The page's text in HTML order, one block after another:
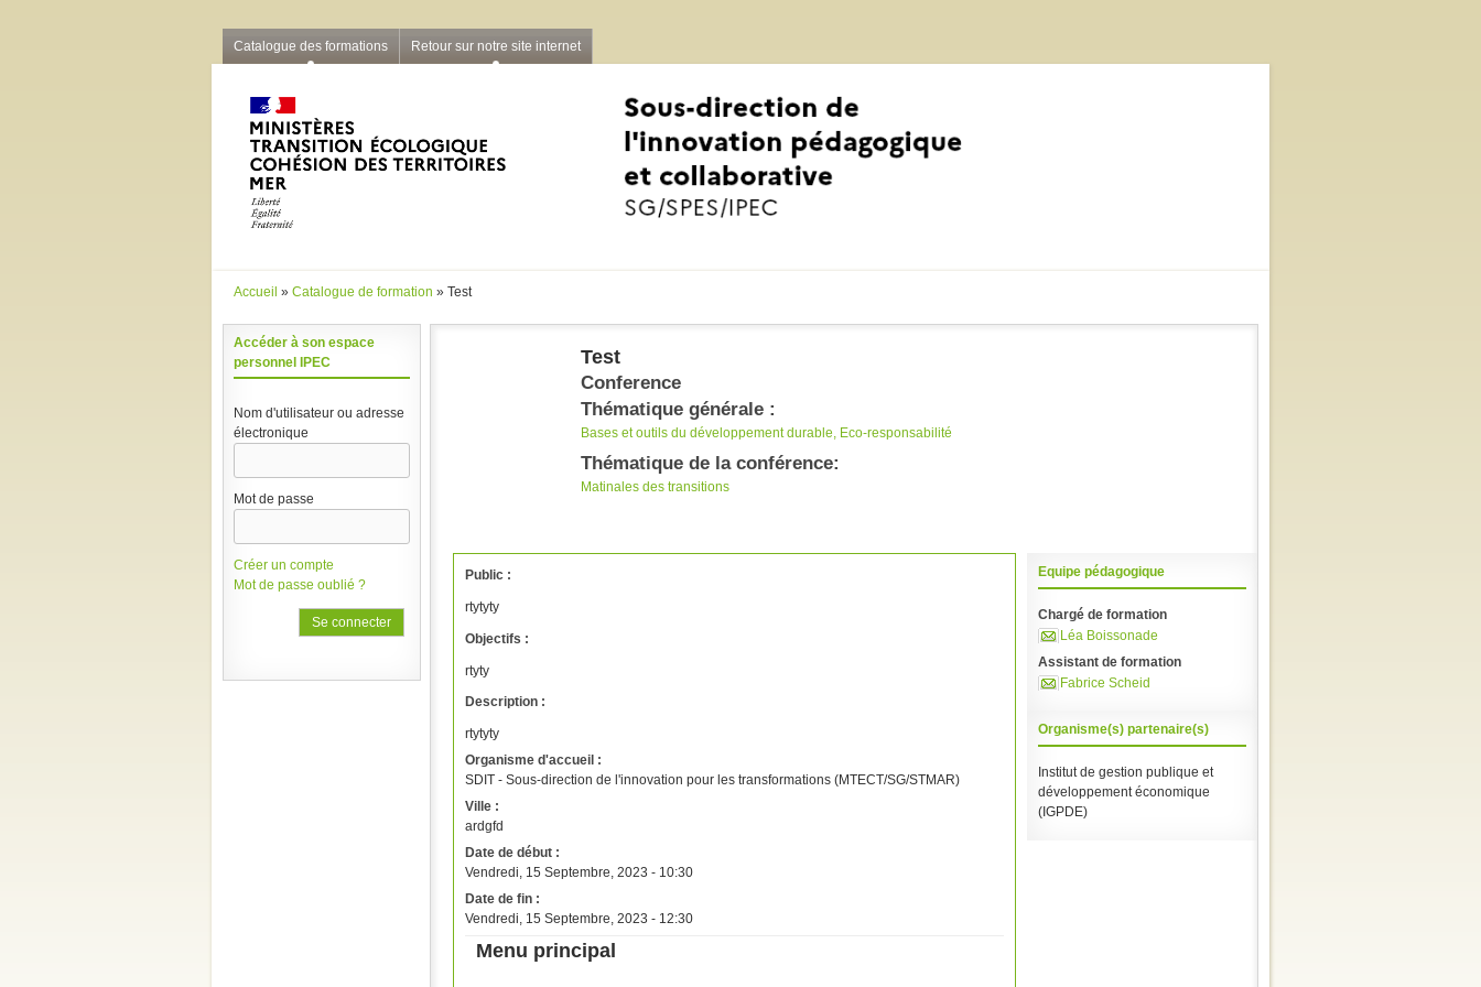
Catalogue des formations Retour sur notre site internet
Vous êtes ici
Accueil » Catalogue de formation » Test
Accéder à son espace
personnel IPEC
Nom d'utilisateur ou adresse
électronique
Mot de passe
Créer un compte
Mot de passe oublié ?
Test
Conference
Thématique générale :
Bases et outils du développement durable Eco-responsabilité
Thématique de la conférence:
Matinales des transitions
Public :
rtytyty
Objectifs :
rtyty
Description :
rtytyty
Organisme d'accueil :
SDIT - Sous-direction de l'innovation pour les transformations (MTECT/SG/STMAR)
Ville :
ardgfd
Date de début :
Vendredi, 15 Septembre, 2023 - 10:30
Date de fin :
Vendredi, 15 Septembre, 2023 - 12:30
Menu principal
Equipe pédagogique
Chargé de formation
Léa Boissonade
Assistant de formation
Fabrice Scheid
Organisme(s) partenaire(s)
Institut de gestion publique et
développement économique
(IGPDE)